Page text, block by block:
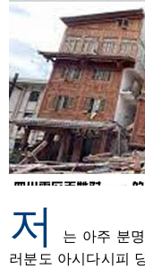
저
는 아주 분
러분도 아시다시피